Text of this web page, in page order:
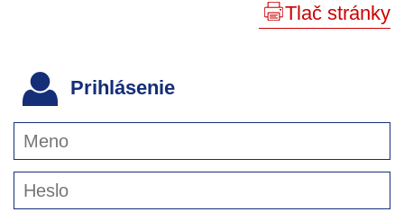
Tlač stránky
Prihlásenie